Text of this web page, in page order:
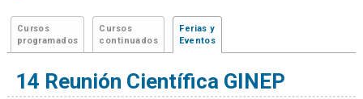
Cursos
programados
Cursos
continuados
Ferias y
Eventos
14 Reunión Científica GINEP